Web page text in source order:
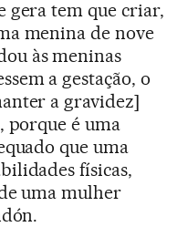
gera tem que criar,
menina de nove
às meninas
a gestação, o
a gravidez]
porque é uma
que uma
físicas,
uma mulher